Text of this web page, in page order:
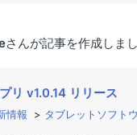
さんが記事を作成しま
リ v1.0.14 リリース
情報 タブレットソフト